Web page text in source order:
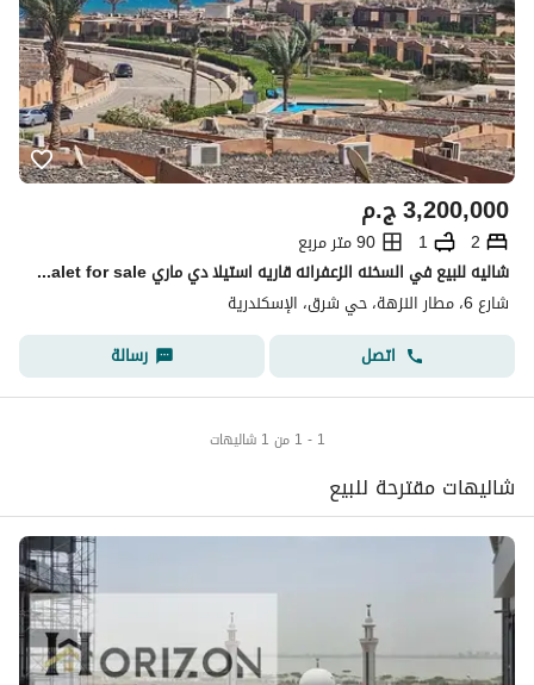
ج.م3,200,000
2
1
90 متر مربع
شاليه للبيع في السخنه الزعفرانه قاريه استيلا دي ماري chalet for sale
شارع 6، مطار النزهة، حي شرق، الإسكندرية
اتصل
رسالة
1 - 1 من 1 شاليهات
شاليهات مقترحة للبيع